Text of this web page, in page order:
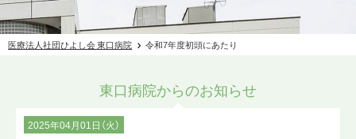
入院案内
アートメイク
人間ドック・健康診断
痩身治療
医療法人社団ひよし会 東口病院 令和7年度初頭にあたり
東口病院からのお知らせ
2025年04月01日（火）